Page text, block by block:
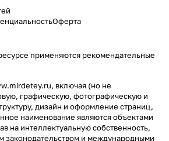
Оферта
применяются рекомендательные
включая (но не
графическую, фотографическую и
дизайн и оформление страниц,
наименование являются объектами
на интеллектуальную собственность,
законодательством и международными